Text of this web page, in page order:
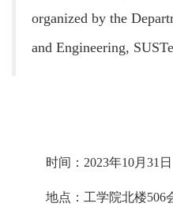
organized by the
and Engineering,
时间 ： 2023年10月31
地点 ： 工学院北楼506